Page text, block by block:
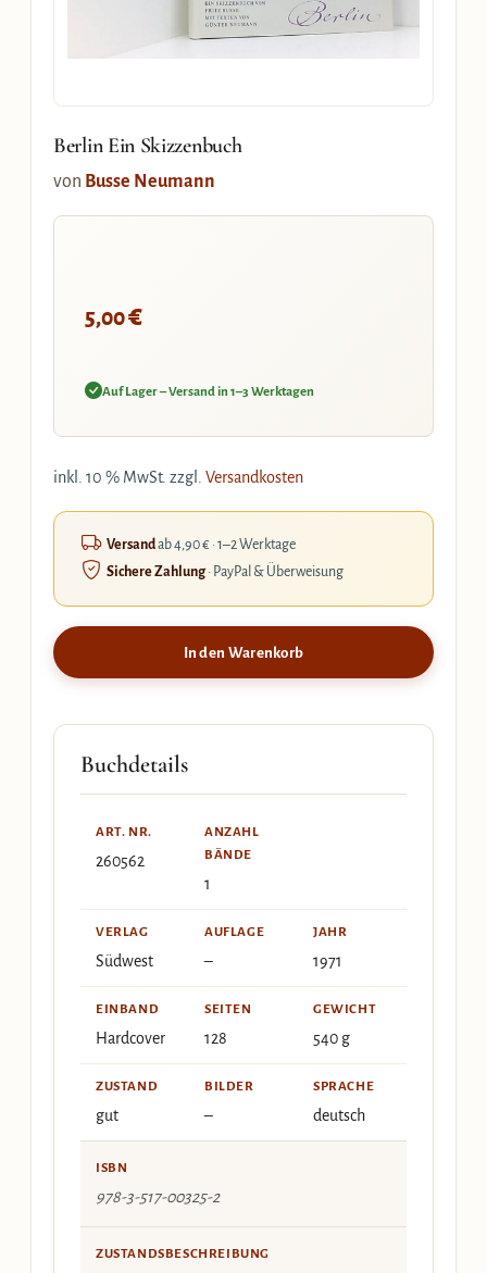
Berlin Ein Skizzenbuch
von Busse Neumann
5,00€
Auf Lager – Versand in 1–3 Werktagen
inkl. 10 % MwSt. zzgl. Versandkosten
Versandab 4,90 € · 1–2 Werktage
Sichere Zahlung· PayPal & Überweisung
In den Warenkorb
Buchdetails
ART. NR.
260562
ANZAHL
BÄNDE
1
VERLAG
Südwest
AUFLAGE
–
JAHR
1971
EINBAND
Hardcover
SEITEN
128
GEWICHT
540 g
ZUSTAND
gut
BILDER
–
SPRACHE
deutsch
ISBN
978-3-517-00325-2
ZUSTANDSBESCHREIBUNG